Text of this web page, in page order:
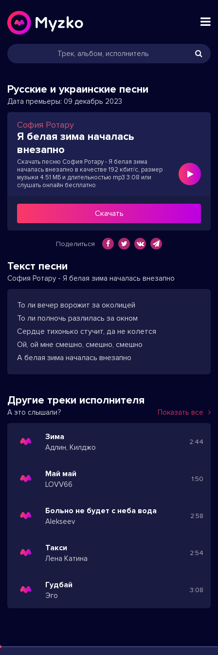
Русские и украинские песни
Дата премьеры: 09 декабрь 2023
София Ротару
Я белая зима началась
внезапно
Скачать песню София Ротару - Я белая зима
началась внезапно в качестве 192 кбит/с, размер
музыки 4.51 МБ и длительностью mp3 3:08 или
слушать онлайн бесплатно
Скачать
Поделиться
Текст песни
София Ротару - Я белая зима началась внезапно
То ли вечер ворожит за околицей
То ли полночь разлилась за окном
Сердце тихонько стучит, да не колется
Ой, ой мне смешно, смешно, смешно
А белая зима началась внезапно
Другие треки исполнителя
А это слышали? Показать все
Зима
Адлин, Килджо
2:44
Май май
LOVV66
1:50
Больно не будет с неба вода
Alekseev
2:58
Такси
Лена Катина
2:54
Гудбай
Эго
3:08